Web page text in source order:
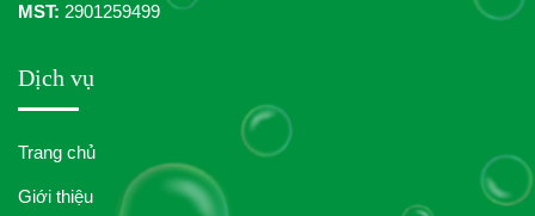
MST: 2901259499
Dịch vụ
Trang chủ
Giới thiệu